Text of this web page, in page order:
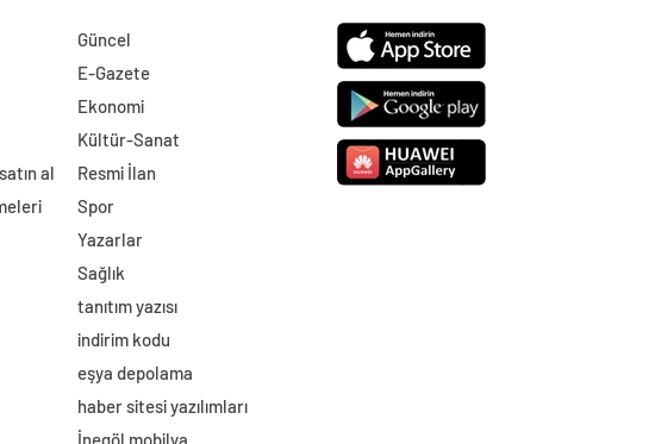
al
Güncel
E-Gazete
Ekonomi
Kültür-Sanat
Resmi İlan
Spor
Yazarlar
Sağlık
tanıtım yazısı
indirim kodu
eşya depolama
haber sitesi yazılımları
İnegöl mobilya